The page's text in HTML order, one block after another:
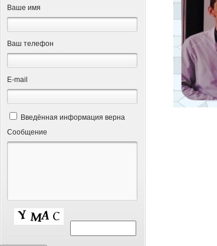
Ваше имя
Ваш телефон
Е-mail
Введённая информация верна
Сообщение